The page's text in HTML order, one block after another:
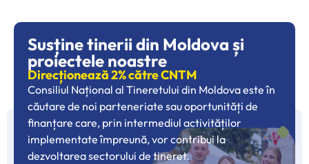
Susține tinerii din Moldova și
proiectele noastre
Direcționează 2% către CNTM
Consiliul Național al Tineretului din Moldova este în
căutare de noi parteneriate sau oportunități de
finanțare care, prin intermediul activităților
implementate împreună, vor contribui la
dezvoltarea sectorului de tineret.